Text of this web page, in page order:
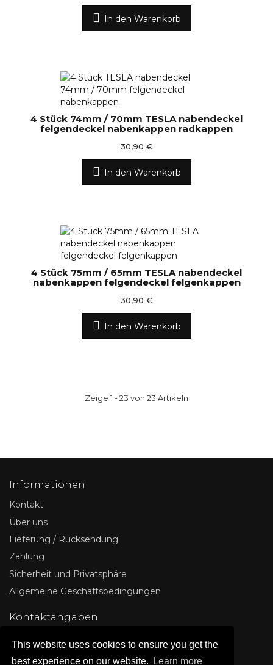
This website uses cookies to ensure you get the
best experience on our website.
Learn more
In den Warenkorb
4 Stück 74mm / 70mm TESLA nabendeckel
felgendeckel nabenkappen radkappen
30,90 €
In den Warenkorb
4 Stück 75mm / 65mm TESLA nabendeckel
nabenkappen felgendeckel felgenkappen
30,90 €
In den Warenkorb
Zeige 1 - 23 von 23 Artikeln
Informationen
Kontakt
Über uns
Lieferung / Rücksendung
Zahlung
Sicherheit und Privatsphäre
Allgemeine Geschäftsbedingungen
Kontaktangaben
Deutschland